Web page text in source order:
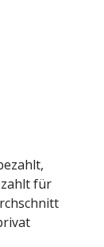
für